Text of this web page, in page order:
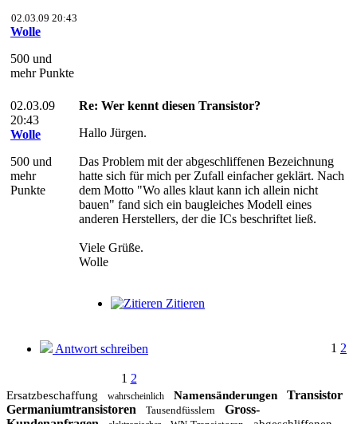
02.03.09 20:43
Wolle
500 und
mehr Punkte
02.03.09
20:43
Wolle
500 und
mehr
Punkte
Re: Wer kennt diesen Transistor?
Hallo Jürgen.
Das Problem mit der abgeschliffenen Bezeichnung
hatte sich für mich per Zufall einfacher geklärt. Nach
dem Motto "Wo alles klaut kann ich allein nicht
bauen" fand sich ein baugleiches Modell eines
anderen Herstellers, der die ICs beschriftet ließ.
Viele Grüße.
Wolle
Zitieren
Antwort schreiben 1 2
1 2
Ersatzbeschaffung wahrscheinlich Namensänderungen
Transistor
Germaniumtransistoren
Tausendfüsslern
Gross-